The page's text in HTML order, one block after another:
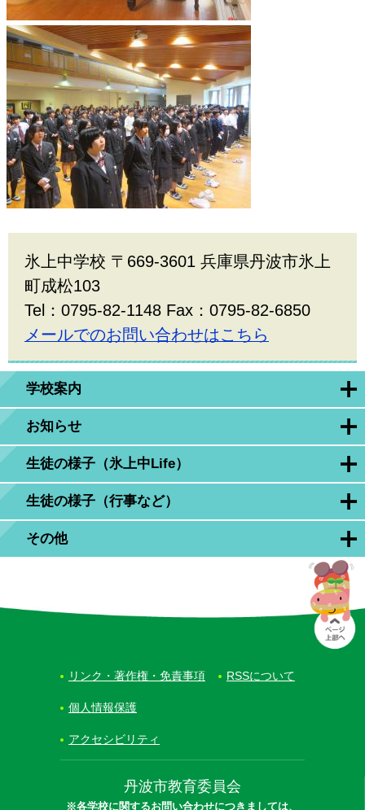
学校案内
お知らせ
生徒の様子（氷上中Life）
生徒の様子（行事など）
その他
氷上中学校 〒669-3601 兵庫県丹波市氷上
町成松103
Tel：0795-82-1148 Fax：0795-82-6850
メールでのお問い合わせはこちら
丹波市教育委員会
※各学校に関するお問い合わせにつきましては、
リンク・著作権・免責事項 RSSについて
個人情報保護
アクセシビリティ